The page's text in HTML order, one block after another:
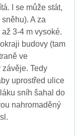
I se může stát,
A za
3-4 m vysoké.
budovy (tam
ve
Tedy
uprostřed ulice
sníh šahal do
nahromaděný